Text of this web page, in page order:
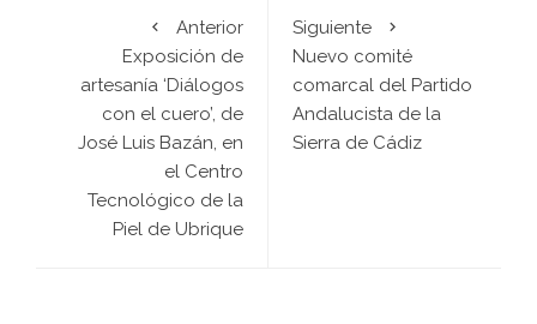
Anterior
Exposición de
artesanía ‘Diálogos
con el cuero’, de
José Luis Bazán, en
el Centro
Tecnológico de la
Piel de Ubrique
Siguiente
Nuevo comité
comarcal del Partido
Andalucista de la
Sierra de Cádiz